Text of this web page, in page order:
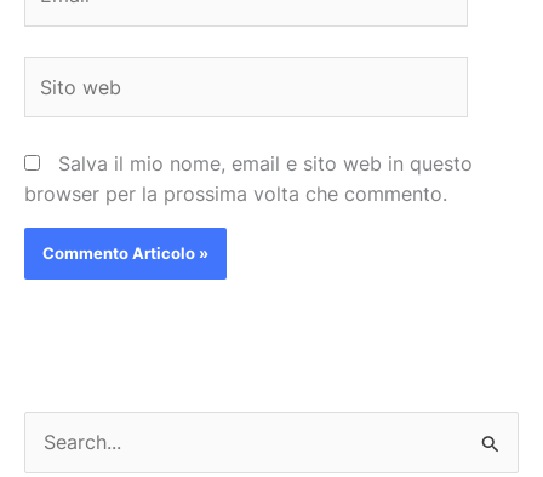
web
Salva il mio nome, email e sito web in questo
browser per la prossima volta che commento.